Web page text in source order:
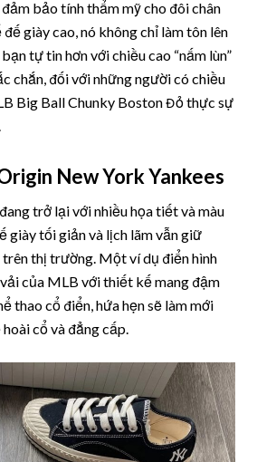
bảo tính thẩm mỹ cho đôi chân
giày cao, nó không chỉ làm tôn lên
tự tin hơn với chiều cao “nấm lùn”
chắn, đối với những người có chiều
Big Ball Chunky Boston Đỏ thực sự
New York Yankees
trở lại với nhiều họa tiết và màu
giày tối giản và lịch lãm vẫn giữ
thị trường. Một ví dụ điển hình
của MLB với thiết kế mang đậm
thao cổ điển, hứa hẹn sẽ làm mới
cổ và đẳng cấp.